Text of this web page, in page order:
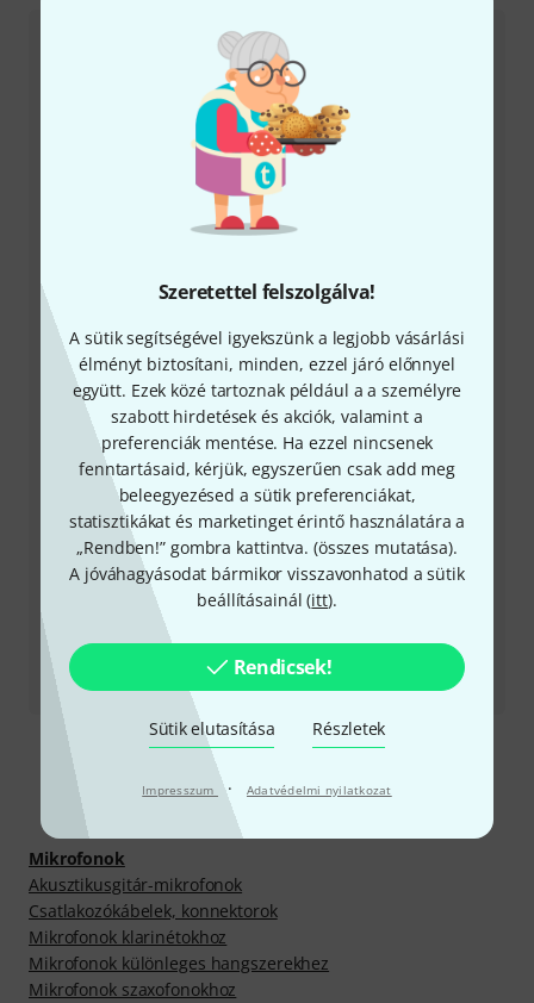
Szeretettel felszolgálva!
A sütik segítségével igyekszünk a legjobb vásárlási
élményt biztosítani, minden, ezzel járó előnnyel
együtt. Ezek közé tartoznak például a a személyre
szabott hirdetések és akciók, valamint a
preferenciák mentése. Ha ezzel nincsenek
fenntartásaid, kérjük, egyszerűen csak add meg
beleegyezésed a sütik preferenciákat,
statisztikákat és marketinget érintő használatára a
„Rendben!” gombra kattintva. (összes mutatása).
A jóváhagyásodat bármikor visszavonhatod a sütik
beállításainál (itt).
Rendicsek!
Sütik elutasítása Részletek
Impresszum · Adatvédelmi nyilatkozat
Ügyfélszolgálat - Magyarország
+49-9546-9223-531
örömmel áll rendelkezésedre
Készítsd elő ügyfélszámodat
Nyitvatartási idő (CEST - Közép-európai
nyári időszámítás)
Visszahívást kérek
Még több elérhetőség
Termék visszaküldése
Minden kapcsolattartó
Fedezz fel többet
Mikrofonok
Akusztikusgitár-mikrofonok
Csatlakozókábelek, konnektorok
Mikrofonok klarinétokhoz
Mikrofonok különleges hangszerekhez
Mikrofonok szaxofonokhoz